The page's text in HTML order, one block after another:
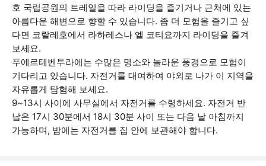
호 국립공원의 트레일을 따라 라이딩을 즐기거나 근처에 있는
아름다운 해변으로 향할 수 있습니다. 좀 더 모험을 즐기고 싶
다면 코랄레호에서 라하레스나 엘 코티요까지 라이딩을 즐겨
보세요.
푸에르테벤투라에는 수많은 명소와 놀라운 풍경으로 모험이
기다리고 있습니다. 자전거를 대여하여 야외로 나가 이 지역을
자유롭게 탐험해 보세요.
9~13시 사이에 사무실에서 자전거를 수령하세요. 자전거 반
납은 17시 30분에서 18시 30분 사이 또는 다음 날 아침까지
가능하며, 밤에는 자전거를 집 안에 보관해야 합니다.